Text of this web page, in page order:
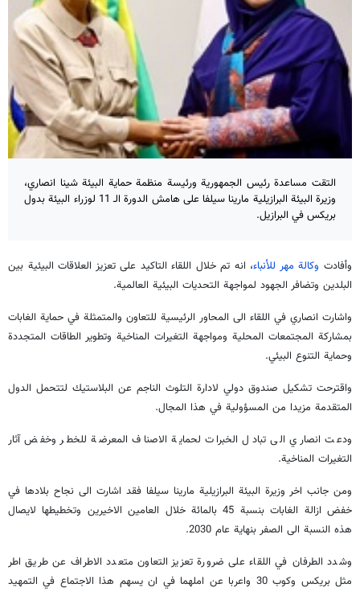
التقت مساعدة رئيس الجمهورية ورئيسة منظمة حماية البيئة شينا انصاري،
وزيرة البيئة البرازيلية مارينا سيلفا على هامش الدورة الـ 11 لوزراء البيئة بدول
بريكس في البرازيل.
وأفادت وكالة مهر للأنباء، انه تم خلال اللقاء التاكيد على تعزيز العلاقات البيئية بين
البلدين وتضافر الجهود لمواجهة التحديات البيئية العالمية.
واشارت انصاري في اللقاء الى المحاور الرئيسية للتعاون والمتمثلة في حماية الغابات
بمشاركة المجتمعات المحلية ومواجهة التغيرات المناخية وتطوير الطاقات المتجددة
وحماية التنوع البيئي.
واقترحت تشكيل صندوق دولي لادارة التلوث الناجم عن البلاستيك لتتحمل الدول
المتقدمة مزيدا من المسؤولية في هذا المجال.
ودعت انصاري الى تبادل الخبرات لحماية الاصناف المعرضة للخطر وخفض آثار
التغيرات المناخية.
ومن جانب اخر وزيرة البيئة البرازيلية مارينا سيلفا فقد اشارت الى نجاح بلادها في
خفض ازالة الغابات بنسبة 45 بالمائة خلال العامين الاخيرين وتخطيطها لايصال
هذه النسبة الى الصفر بنهاية عام 2030.
وشدد الطرفان في اللقاء على ضرورة تعزيز التعاون متعدد الاطراف عن طريق اطر
مثل بريكس وكوب 30 واعربا عن املهما في ان يسهم هذا الاجتماع في التمهيد